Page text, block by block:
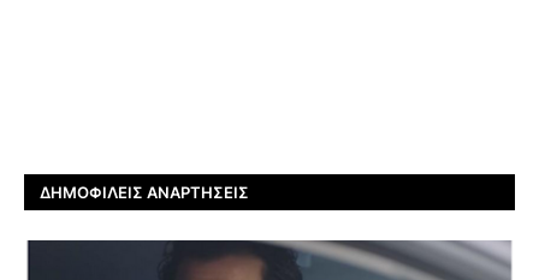
ΔΗΜΟΦΙΛΕΊΣ ΑΝΑΡΤΉΣΕΙΣ